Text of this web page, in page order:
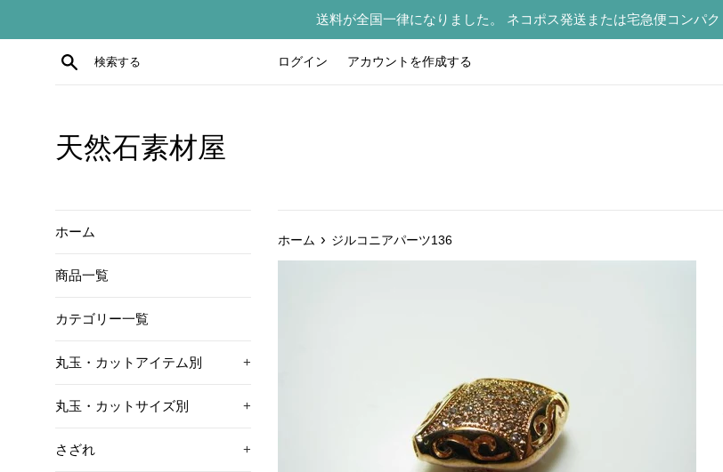
送料が全国一律になりました。 ネコポス発送または宅急便コンパク
検索する ログイン アカウントを作成する
天然石素材屋
ホーム
商品一覧
カテゴリー一覧
丸玉・カットアイテム別 +
丸玉・カットサイズ別 +
さざれ +
ホーム › ジルコニアパーツ136